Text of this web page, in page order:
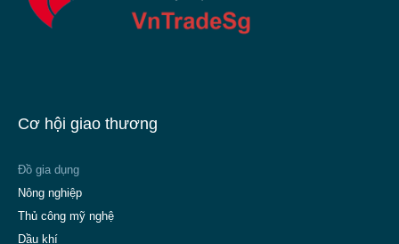
Cơ hội giao thương
Đồ gia dụng
Nông nghiệp
Thủ công mỹ nghệ
Dầu khí